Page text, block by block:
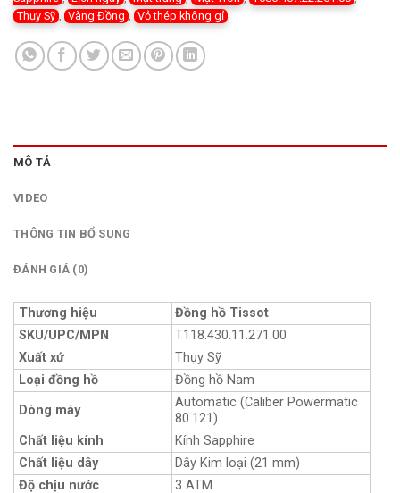
Thụy Sỹ , Vàng Đồng , Vỏ thép không gỉ
MÔ TẢ
VIDEO
THÔNG TIN BỔ SUNG
ĐÁNH GIÁ (0)
Thương hiệu
Đồng hồ Tissot
SKU/UPC/MPN
T118.430.11.271.00
Xuất xứ
Thụy Sỹ
Loại đồng hồ
Đồng hồ Nam
Dòng máy
Automatic (Caliber Powermatic
80.121)
Chất liệu kính
Kính Sapphire
Chất liệu dây
Dây Kim loại (21 mm)
Độ chịu nước
3 ATM